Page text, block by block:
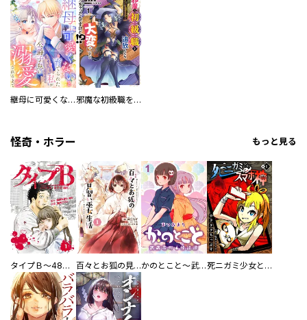
継母に可愛くないと育てられた私が公爵子息に溺愛されるまで 邪魔な初級職を追放したら、大変なことになっちゃったんですけど！？
怪奇・ホラー もっと見る
タイプＢ～48時間後、致死率100％～【単話】 百々とお狐の見習い巫女生活【単行本版】 かのとこと～武蔵花町怪話譚～ 【連載版】 死ニガミ少女とスマホ神